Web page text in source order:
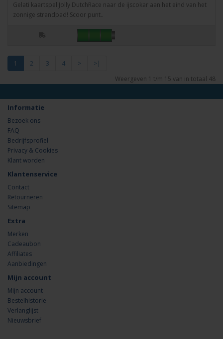
Gelati kaartspel Jolly DutchRace naar de ijscokar aan het eind van het
zonnige strandpad! Scoor punt..
1 2 3 4 >
>|
Weergeven 1 t/m 15 van in totaal 48
Informatie
Bezoek ons
FAQ
Bedrijfsprofiel
Privacy & Cookies
Klant worden
Klantenservice
Contact
Retourneren
Sitemap
Extra
Merken
Cadeaubon
Affiliates
Aanbiedingen
Mijn account
Mijn account
Bestelhistorie
Verlanglijst
Nieuwsbrief